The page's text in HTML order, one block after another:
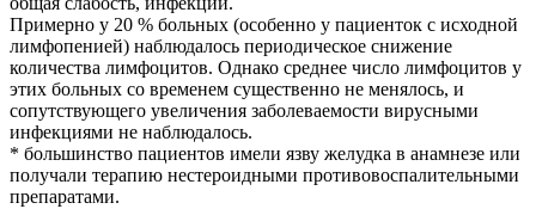
Примерно у 20 % больных (особенно у пациенток с исходной
лимфопенией) наблюдалось периодическое снижение
количества лимфоцитов. Однако среднее число лимфоцитов у
этих больных со временем существенно не менялось, и
сопутствующего увеличения заболеваемости вирусными
инфекциями не наблюдалось.
* большинство пациентов имели язву желудка в анамнезе или
получали терапию нестероидными противовоспалительными
препаратами.